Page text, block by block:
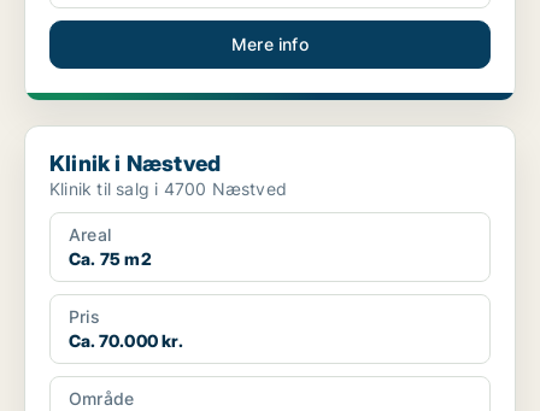
Mere info
Klinik i Næstved
Klinik i Næstved
Klinik til salg i 4700 Næstved
Areal
Ca. 75 m2
Pris
Ca. 70.000 kr.
Område